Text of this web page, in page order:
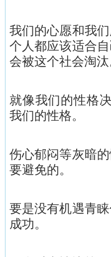
我们的心愿和我
个人都应该适合
会被这个社会淘汰
就像我们的性格
我们的性格。
伤心郁闷等灰暗
要避免的。
要是没有机遇青
成功。